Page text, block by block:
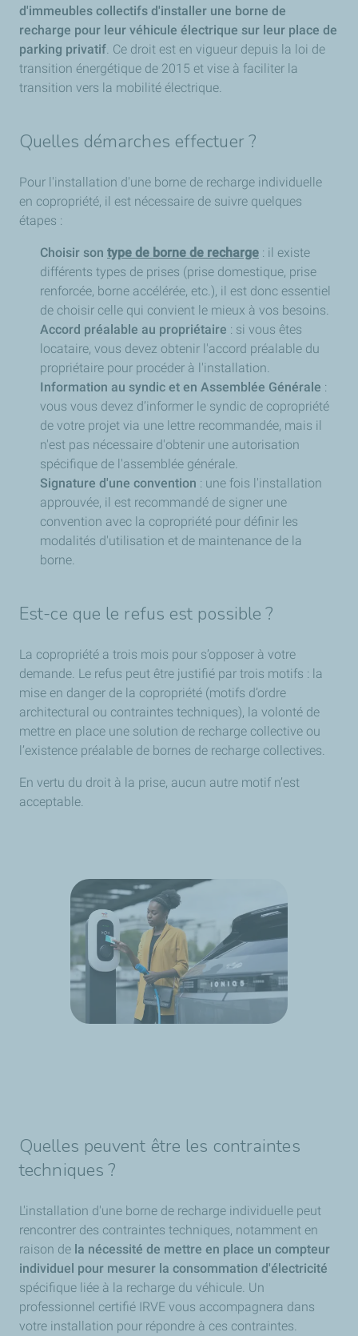
d'immeubles collectifs d'installer une borne de
recharge pour leur véhicule électrique sur leur place de
parking privatif . Ce droit est en vigueur depuis la loi de
transition énergétique de 2015 et vise à faciliter la
transition vers la mobilité électrique.
Quelles démarches effectuer ?
Pour l'installation d'une borne de recharge individuelle
en copropriété, il est nécessaire de suivre quelques
étapes :
Choisir son type de borne de recharge : il existe
différents types de prises (prise domestique, prise
renforcée, borne accélérée, etc.), il est donc essentiel
de choisir celle qui convient le mieux à vos besoins.
Accord préalable au propriétaire : si vous êtes
locataire, vous devez obtenir l'accord préalable du
propriétaire pour procéder à l'installation.
Information au syndic et en Assemblée Générale :
vous vous devez d’informer le syndic de copropriété
de votre projet via une lettre recommandée, mais il
n'est pas nécessaire d'obtenir une autorisation
spécifique de l'assemblée générale.
Signature d'une convention : une fois l'installation
approuvée, il est recommandé de signer une
convention avec la copropriété pour définir les
modalités d'utilisation et de maintenance de la
borne.
Est-ce que le refus est possible ?
La copropriété a trois mois pour s’opposer à votre
demande. Le refus peut être justifié par trois motifs : la
mise en danger de la copropriété (motifs d’ordre
architectural ou contraintes techniques), la volonté de
mettre en place une solution de recharge collective ou
l’existence préalable de bornes de recharge collectives.
En vertu du droit à la prise, aucun autre motif n’est
acceptable.
Quelles peuvent être les contraintes
techniques ?
L'installation d'une borne de recharge individuelle peut
rencontrer des contraintes techniques, notamment en
raison de la nécessité de mettre en place un compteur
individuel pour mesurer la consommation d'électricité
spécifique liée à la recharge du véhicule. Un
professionnel certifié IRVE vous accompagnera dans
votre installation pour répondre à ces contraintes.